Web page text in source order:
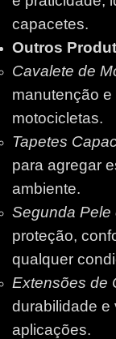
capacetes.
Outros
Cavalete de
manutenção
motocicletas.
Tapetes
para agregar
ambiente.
Segunda Pele
proteção,
qualquer
Extensões de
durabilidade e
aplicações.